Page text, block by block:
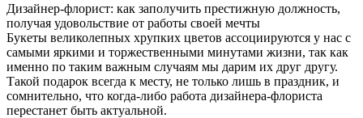
Дизайнер-флорист: как заполучить престижную должность,
получая удовольствие от работы своей мечты
Букеты великолепных хрупких цветов ассоциируются у нас с
самыми яркими и торжественными минутами жизни, так как
именно по таким важным случаям мы дарим их друг другу.
Такой подарок всегда к месту, не только лишь в праздник, и
сомнительно, что когда-либо работа дизайнера-флориста
перестанет быть актуальной.